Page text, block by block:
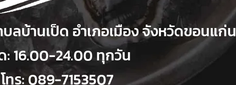
ลบ้านเป็ด อำเภอเมือง จังหวัดขอนแก่น
: 16.00-24.00 ทุกวัน
โทร: 089-7153507